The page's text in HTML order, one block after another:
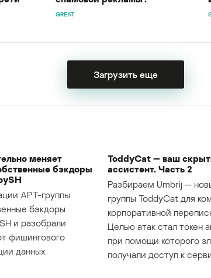
GREAT
Загрузить еще
меняет
бэкдоры
APT-группы
бэкдоры
и разобрали
фишингового
данных.
ToddyCat — ваш
ассистент. Часть 2
Разбираем Umbrij —
группы ToddyCat для
корпоративной
Целью атак стал токен
при помощи которого
получали доступ к